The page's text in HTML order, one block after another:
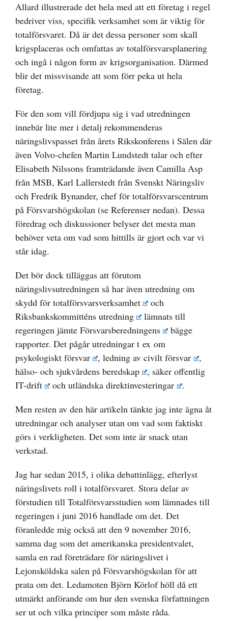
Allard illustrerade det hela med att ett företag i regel
bedriver viss, specifik verksamhet som är viktig för
totalförsvaret. Då är det dessa personer som skall
krigsplaceras och omfattas av totalförsvarsplanering
och ingå i någon form av krigsorganisation. Därmed
blir det missvisande att som förr peka ut hela
företag.
För den som vill fördjupa sig i vad utredningen
innebär lite mer i detalj rekommenderas
näringslivspasset från årets Rikskonferens i Sälen där
även Volvo-chefen Martin Lundstedt talar och efter
Elisabeth Nilssons framträdande även Camilla Asp
från MSB, Karl Lallerstedt från Svenskt Näringsliv
och Fredrik Bynander, chef för totalförsvarscentrum
på Försvarshögskolan (se Referenser nedan). Dessa
föredrag och diskussioner belyser det mesta man
behöver veta om vad som hittills är gjort och var vi
står idag.
Det bör dock tilläggas att förutom
näringslivsutredningen så har även utredning om
skydd för totalförsvarsverksamhet
och
Riksbankskommitténs utredning
lämnats till
regeringen jämte Försvarsberedningens
bägge
rapporter. Det pågår utredningar t ex om
psykologiskt försvar
,ledning av civilt försvar
,
hälso- och sjukvårdens beredskap
, säker offentlig
IT-drift
ochutländska direktinvesteringar
.
Men resten av den här artikeln tänkte jag inte ägna åt
utredningar och analyser utan om vad som faktiskt
görs i verkligheten. Det som inte är snack utan
verkstad.
Jag har sedan 2015, i olika debattinlägg, efterlyst
näringslivets roll i totalförsvaret. Stora delar av
förstudien till Totalförsvarsstudien som lämnades till
regeringen i juni 2016 handlade om det. Det
föranledde mig också att den 9 november 2016,
samma dag som det amerikanska presidentvalet,
samla en rad företrädare för näringslivet i
Lejonsköldska salen på Försvarshögskolan för att
prata om det. Ledamoten Björn Körlof höll då ett
utmärkt anförande om hur den svenska författningen
ser ut och vilka principer som måste råda.